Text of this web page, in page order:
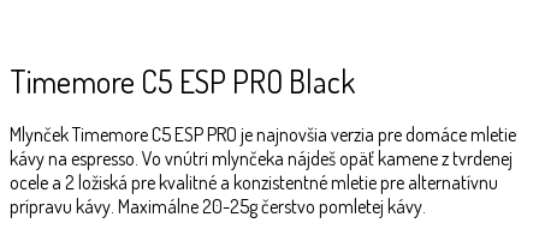
Timemore C5 ESP PRO Black
Mlynček Timemore C5 ESP PRO je najnovšia verzia pre domáce mletie
kávy na espresso. Vo vnútri mlynčeka nájdeš opäť kamene z tvrdenej
ocele a 2 ložiská pre kvalitné a konzistentné mletie pre alternatívnu
prípravu kávy. Maximálne 20-25g čerstvo pomletej kávy.